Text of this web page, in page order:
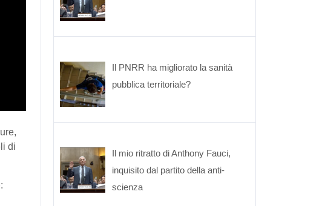
di
Il PNRR ha migliorato la sanità
pubblica territoriale?
Il mio ritratto di Anthony Fauci,
inquisito dal partito della anti-
scienza